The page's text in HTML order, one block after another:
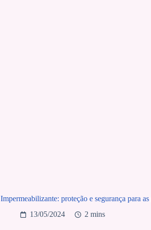
Impermeabilizante: proteção e segurança para as
13/05/2024
2 mins